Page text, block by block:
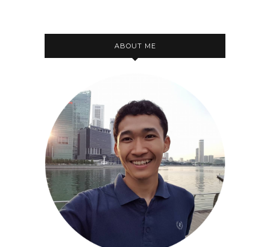
ABOUT ME